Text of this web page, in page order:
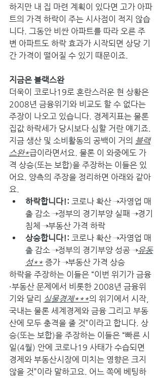
하지만 내 집 마련 계획이 있다면 고가 아파
트의 가격 하락이 주는 시사점이 적지 않습
니다. 그동안 비싼 아파트를 따라 오른 주
변 아파트도 하락 효과가 시작되면 상당 기
간 가격이 떨어질 수 있기 때문이죠.
지금은 블랙스완
더욱이 코로나19로 혼란스러운 현 상황은
2008년 금융위기와 비교도 할 수 없다는
주장이 나오고 있습니다. 경제지표는 물론
집값 하락세가 당시보다 심할 거란 얘기죠.
지금 생산 및 소비활동의 공백이 거의 블랙
스완*급이라면서요. 물론 이 와중에도 가
격 상승(또는 보합)을 주장하는 이들은 있
어요. 양측의 주장을 정리하면 아래와 같아
요.
하락합니다!: 코로나 확산→자영업 매
출 감소 →정부의 경기부양 실패 →경기
침체 →부동산 가격 하락
상승합니다!: 코로나 확산→자영업 매
출 감소 →정부의 경기부양 성공→유동
성** 증가→부동산 가격 상승
하락을 주장하는 이들은 “이번 위기가 금융
·부동산 문제에서 비롯한 2008년 금융위
기와 달리 실물경제***의 위기에서 시작,
국내는 물론 세계경제와 금융 그리고 부동
산에 모두 충격을 줄 것”이라고 합니다. 상
승(또는 보합)을 주장하는 이들은 “빠른 시
일(4월) 안에 코로나19 사태가 수습되면
경제와 부동산시장에 미치는 영향은 크지
않을 것”이라 말하고요. 어느 쪽에 베팅하